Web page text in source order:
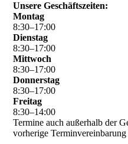
Unsere Geschäftszeiten:
Montag
8:30–17:00
Dienstag
8:30–17:00
Mittwoch
8:30–17:00
Donnerstag
8:30–17:00
Freitag
8:30–14:00
Termine auch außerhalb der
vorherige